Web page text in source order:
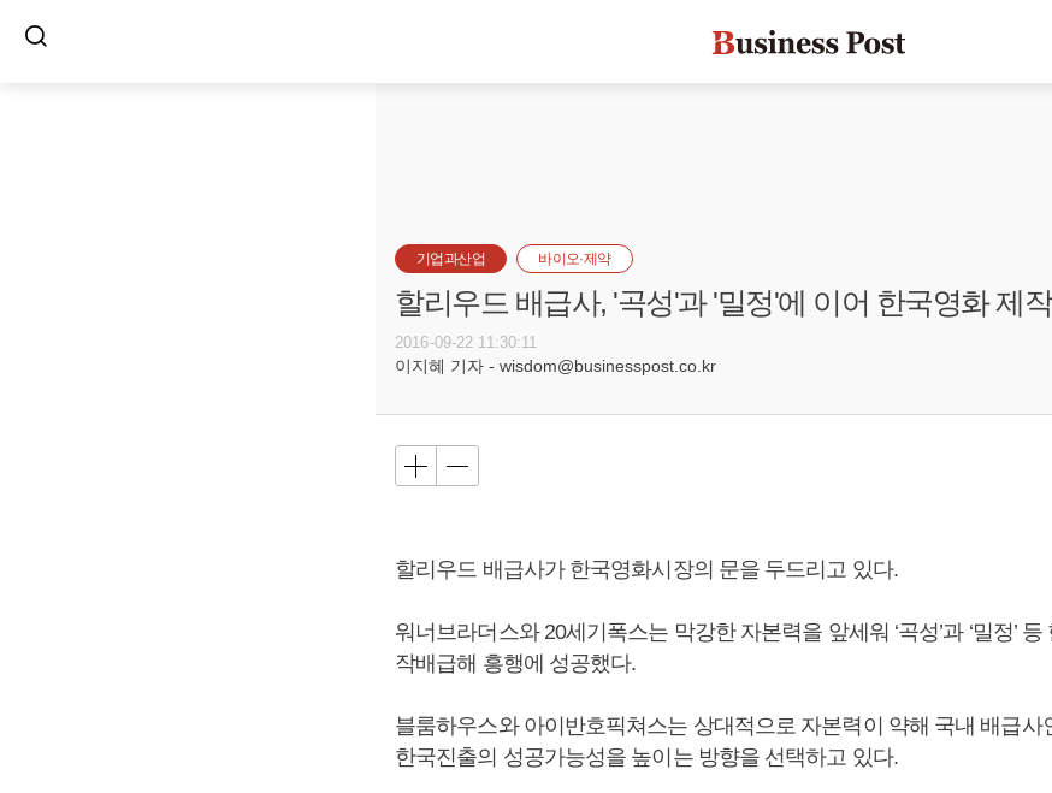
기업과산업 바이오·제약
할리우드 배급사, '곡성'과 '밀정'에 이어 한국영화 제
2016-09-22 11:30:11
이지혜 기자 - wisdom@businesspost.co.kr
할리우드 배급사가 한국영화시장의 문을 두드리고 있다.
워너브라더스와 20세기폭스는 막강한 자본력을 앞세워 ‘곡성’과 ‘밀정’ 등
작배급해 흥행에 성공했다.
블룸하우스와 아이반호픽쳐스는 상대적으로 자본력이 약해 국내 배급사
한국진출의 성공가능성을 높이는 방향을 선택하고 있다.